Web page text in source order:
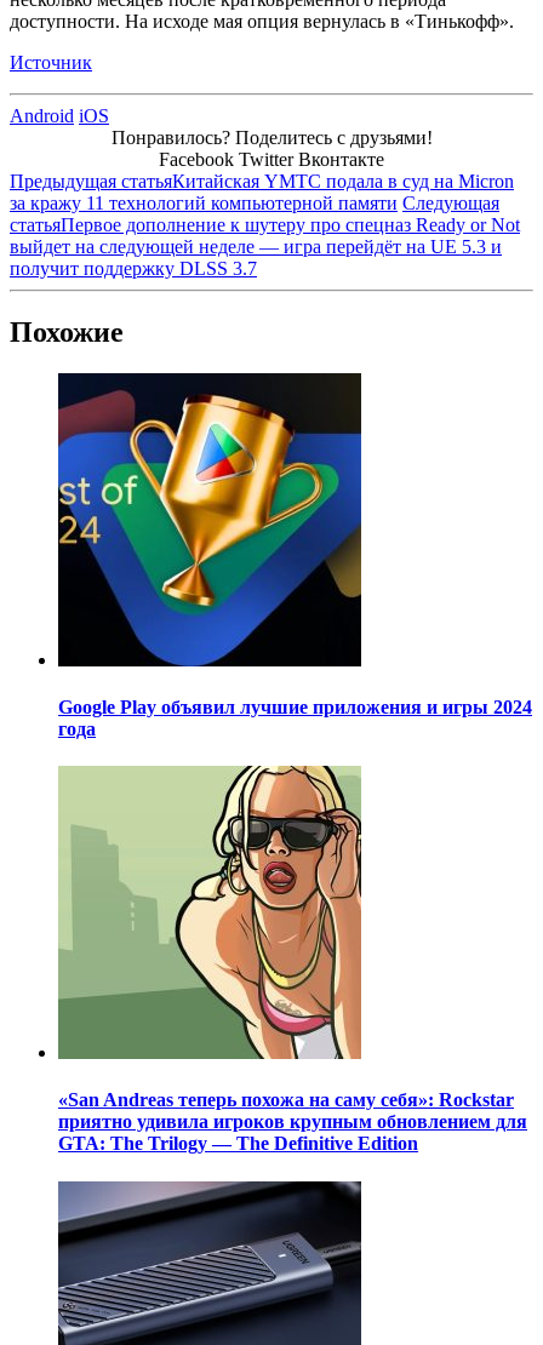
доступности. На исходе мая опция вернулась в «Тинькофф».
Источник
Android iOS
Понравилось? Поделитесь с друзьями!
Facebook Twitter Вконтакте
Предыдущая статьяКитайская YMTC подала в суд на Micron
за кражу 11 технологий компьютерной памяти Следующая
статьяПервое дополнение к шутеру про спецназ Ready or Not
выйдет на следующей неделе — игра перейдёт на UE 5.3 и
получит поддержку DLSS 3.7
Похожие
Google Play объявил лучшие приложения и игры 2024
года
«San Andreas теперь похожа на саму себя»: Rockstar
приятно удивила игроков крупным обновлением для
GTA: The Trilogy — The Definitive Edition